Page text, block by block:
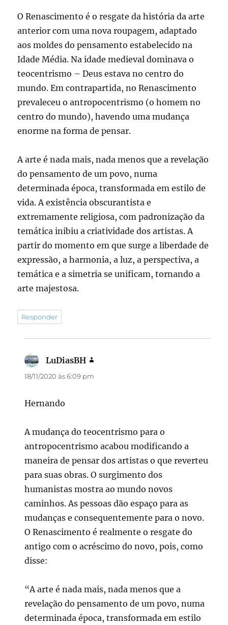
O Renascimento é o resgate da história da arte
anterior com uma nova roupagem, adaptado
aos moldes do pensamento estabelecido na
Idade Média. Na idade medieval dominava o
teocentrismo – Deus estava no centro do
mundo. Em contrapartida, no Renascimento
prevaleceu o antropocentrismo (o homem no
centro do mundo), havendo uma mudança
enorme na forma de pensar.
A arte é nada mais, nada menos que a revelação
do pensamento de um povo, numa
determinada época, transformada em estilo de
vida. A existência obscurantista e
extremamente religiosa, com padronização da
temática inibiu a criatividade dos artistas. A
partir do momento em que surge a liberdade de
expressão, a harmonia, a luz, a perspectiva, a
temática e a simetria se unificam, tornando a
arte majestosa.
Responder
LuDiasBH
18/11/2020 às 6:09 pm
Hernando
A mudança do teocentrismo para o
antropocentrismo acabou modificando a
maneira de pensar dos artistas o que reverteu
para suas obras. O surgimento dos
humanistas mostra ao mundo novos
caminhos. As pessoas dão espaço para as
mudanças e consequentemente para o novo.
O Renascimento é realmente o resgate do
antigo com o acréscimo do novo, pois, como
disse:
“A arte é nada mais, nada menos que a
revelação do pensamento de um povo, numa
determinada época, transformada em estilo